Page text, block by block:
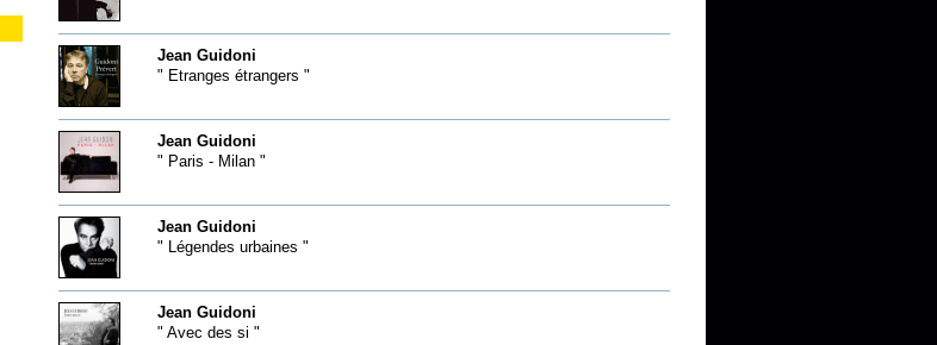
Jean Guidoni
" Etranges étrangers "
Jean Guidoni
" Paris - Milan "
Jean Guidoni
" Légendes urbaines "
Jean Guidoni
" Avec des si "